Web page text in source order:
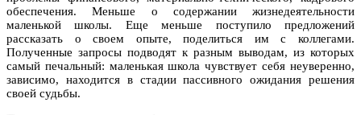
обеспечения. Меньше о содержании жизнедеятельности
маленькой школы. Еще меньше поступило предложений
рассказать о своем опыте, поделиться им с коллегами.
Полученные запросы подводят к разным выводам, из которых
самый печальный: маленькая школа чувствует себя неуверенно,
зависимо, находится в стадии пассивного ожидания решения
своей судьбы.